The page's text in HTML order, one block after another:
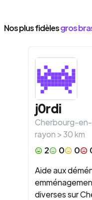
Nos plus fidèlesgros
j0rdi
Cherbourg-
rayon >30km
2
0 0
Aide aux
diverses sur